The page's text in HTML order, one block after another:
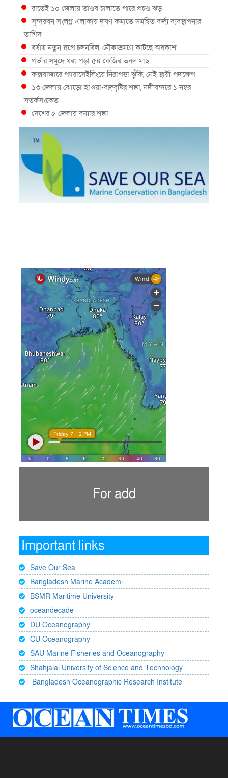
রাতেই ১০ জেলায় তাণ্ডব চালাতে পারে প্রচণ্ড ঝড়
সুন্দরবন সংলগ্ন এলাকায় দূষণ কমাতে সমন্বিত বর্জ্য ব্যবস্থাপনার
তাগিদ
বর্ষায় নতুন রূপে চলনবিল, নৌকাভ্রমণে কাটছে অবকাশ
গভীর সমুদ্রে ধরা পড়া ৫৪ কেজির তবল মাছ
কক্সবাজারে প্যারাসেইলিংয়ে নিরাপত্তা ঝুঁকি, নেই স্থায়ী পদক্ষেপ
১৩ জেলায় ঝোড়ো হাওয়া-বজ্রবৃষ্টির শঙ্কা, নদীবন্দরে ১ নম্বর
সতর্কসংকেত
দেশের ৫ জেলায় বন্যার শঙ্কা
দেশের বিভিন্ন অঞ্চলে বজ্রবৃষ্টির আভাস, ঢাকার আকাশও মেঘলা
আগস্টে টানা বৃষ্টি ও বন্যার আভাস, সাগরে একাধিক লঘুচাপের
শঙ্কা
স্বস্তি ও শঙ্কার পূর্বাভাস দিল আবহাওয়া
For add
Important links
Save Our Sea
Bangladesh Marine Academi
BSMR Maritime University
oceandecade
DU Oceanography
CU Oceanography
SAU Marine Fisheries and Oceanography
Shahjalal University of Science and Technology
Bangladesh Oceanographic Research Institute